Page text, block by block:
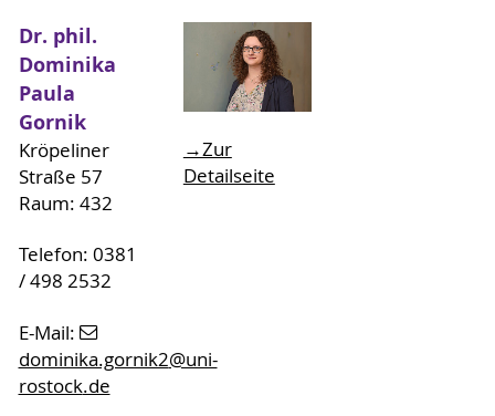
Dr. phil.
Dominika
Paula
Gornik
Kröpeliner
Straße 57
Raum: 432
Telefon: 0381
/ 498 2532
E-Mail:
dominika.gornik2@uni-
rostock.de
→Zur
Detailseite